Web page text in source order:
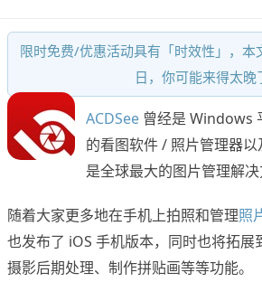
限时免费/优惠活动具有「时效性」，
日，你可能来得太晚
ACDSee 曾经是 Windows
的看图软件 / 照片管理器
是全球最大的图片管理解决
随着大家更多地在手机上拍照和管理照
也发布了 iOS 手机版本，同时也将拓展
摄影后期处理、制作拼贴画等等功能。